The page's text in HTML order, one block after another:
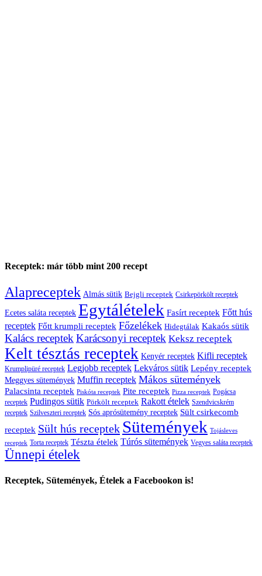
Receptek: már több mint 200 recept
Alapreceptek Almás sütik Bejgli receptek Csirkepörkölt receptek
Ecetes saláta receptek Egytálételek Fasírt receptek Főtt hús
receptek Főtt krumpli receptek Főzelékek Hidegtálak Kakaós sütik
Kalács receptekKarácsonyi receptek Keksz receptek
Kelt tésztás receptek Kenyér receptek Kifli receptek
Krumplipüré receptek Legjobb receptek Lekváros sütik Lepény receptek
Meggyes sütemények Muffin receptek Mákos sütemények
Palacsinta receptek Piskóta receptek Pite receptek Pizza receptek Pogácsa
receptek Pudingos sütik Pörkölt receptek Rakott ételek Szendvicskrém
receptek Szilveszteri receptek Sós aprósütemény receptek Sült csirkecomb
receptek Sült hús receptek Sütemények Tojásleves
receptek Torta receptek Tészta ételek Túrós sütemények Vegyes saláta receptek
Ünnepi ételek
Receptek, Sütemények, Ételek a Facebookon is!